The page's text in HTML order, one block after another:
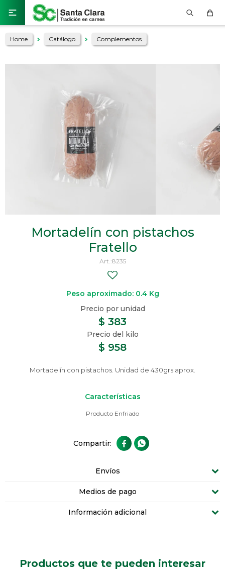

Home Catálogo Complementos
Mortadelín con pistachos
Fratello
8235
Peso aproximado: 0.4 Kg
$ 958
$ 383
Mortadelín con pistachos. Unidad de 430grs aprox.
Características
Producto Enfriado
 
Envíos
Medios de pago
Información adicional
Productos que te pueden interesar